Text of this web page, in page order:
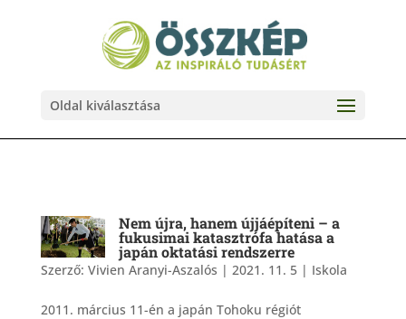
Oldal kiválasztása
Nem újra, hanem újjáépíteni – a
fukusimai katasztrófa hatása a
japán oktatási rendszerre
Szerző: Vivien Aranyi-Aszalós | 2021. 11. 5| Iskola
2011. március 11-én a japán Tohoku régiót